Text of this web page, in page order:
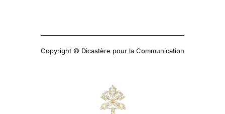
Copyright © Dicastère pour la Communication